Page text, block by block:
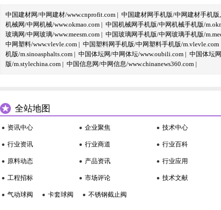
中国建材网/中网建材/www.cnprofit.com | 中国建材网手机版/中网建材手机版
机械网/中网机械/www.okmao.com | 中国机械网手机版/中网机械手机版/
玻璃网/中网玻璃/www.meesm.com | 中国玻璃网手机版/中网玻璃手机版/
中网塑料/www.vlevle.com | 中国塑料网手机版/中网塑料手机版/m.vlevle.com
机版/m.sinoasphalts.com | 中国体坛网/中网体坛/www.oubili.com | 中国体坛
版/m.stylechina.com | 中国信息网/中网信息/www.chinanews360.com |
全站地图
资讯中心
行业资讯
原料动态
工程招标
企业聚焦
行业商道
产品资讯
市场评论
技术中心
行业百科
行业应用
技术文献
气动球阀 卡套球阀 不锈钢截止阀